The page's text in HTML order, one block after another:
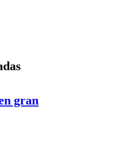
gran